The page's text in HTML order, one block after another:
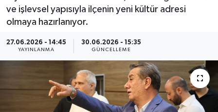
ve işlevsel yapısıyla ilçenin yeni kültür adresi
olmaya hazırlanıyor.
27.06.2026 - 14:45
YAYINLANMA
30.06.2026 - 15:35
GÜNCELLEME
Egemax TV